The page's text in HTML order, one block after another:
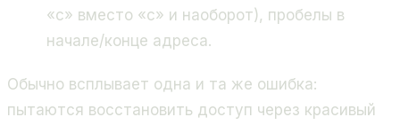
«c» вместо «с» и наоборот), пробелы в
начале/конце адреса.
Обычно всплывает одна и та же ошибка:
пытаются восстановить доступ через красивый